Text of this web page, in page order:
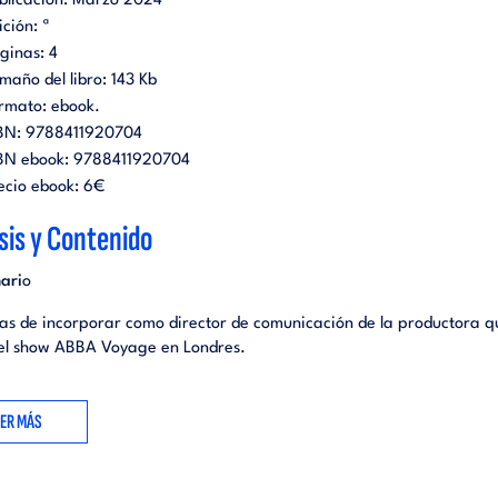
ª
4
del libro: 143 Kb
ebook.
9788411920704
ebook: 9788411920704
ebook: 6€
y Contenido
o
de incorporar como director de comunicación de la productora
show ABBA Voyage en Londres.
se ha consolidado entre las audiencias del Reino Unido, darlo a
las principales capitales europeas. Para ello, te entregan el
MÁS